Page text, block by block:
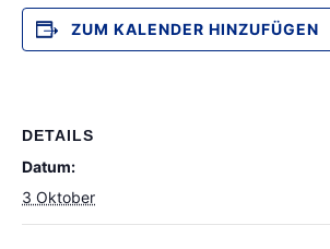
ZUM KALENDER HINZUFÜGEN
DETAILS
Datum:
3 Oktober